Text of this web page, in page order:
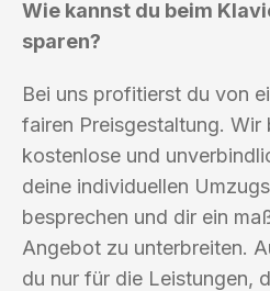
Wie kannst du beim
sparen?
Bei uns profitierst du von
fairen Preisgestaltung. Wir
kostenlose und
deine individuellen
besprechen und dir ein
Angebot zu unterbreiten.
du nur für die Leistungen,